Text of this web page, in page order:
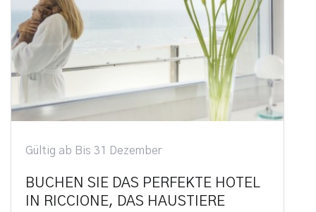
Gültig ab Bis 31 Dezember
BUCHEN SIE DAS PERFEKTE HOTEL
IN RICCIONE, DAS HAUSTIERE